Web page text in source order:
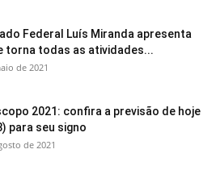
Federal Luís Miranda apresenta
torna todas as atividades...
de 2021
2021: confira a previsão de hoje
para seu signo
de 2021